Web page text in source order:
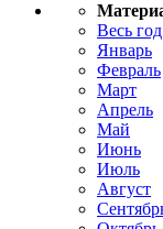
Весь год
Январь
Февраль
Март
Апрель
Май
Июнь
Июль
Август